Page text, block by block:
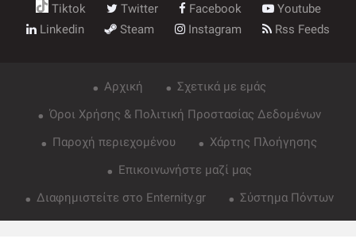
Tiktok Twitter Facebook
Youtube
Linkedin
Steam Instagram Rss Feeds
Αρχική
Σχετικά με εμάς
Όροι Χρήσης & Πολιτική Προστασίας Δεδομένων
Παροχή περιεχομένου
Χάρτης Πλοήγησης
Επικοινωνήστε μαζί μας
Διαφημιστείτε στο Enternity.gr
Σύστημα Πόντων